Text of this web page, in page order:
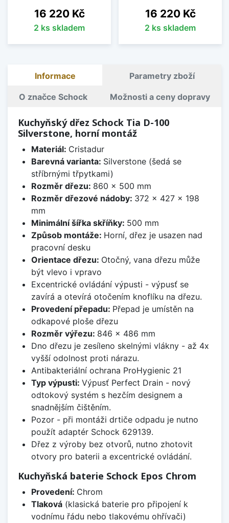
Cena
16 220 Kč
2 ks skladem
Cena
16 220 Kč
2 ks skladem
Informace Parametry zboží
O značce Schock Možnosti a ceny dopravy
Kuchyňský dřez Schock Tia D-100
Silverstone, horní montáž
Materiál: Cristadur
Barevná varianta: Silverstone (šedá se
stříbrnými třpytkami)
Rozměr dřezu: 860 x 500 mm
Rozměr dřezové nádoby: 372 x 427 x 198
mm
Minimální šířka skříňky: 500 mm
Způsob montáže: Horní, dřez je usazen nad
pracovní desku
Orientace dřezu: Otočný, vana dřezu může
být vlevo i vpravo
Excentrické ovládání výpusti - výpusť se
zavírá a otevírá otočením knoflíku na dřezu.
Provedení přepadu: Přepad je umístěn na
odkapové ploše dřezu
Rozměr výřezu: 846 x 486 mm
Dno dřezu je zesíleno skelnými vlákny - až 4x
vyšší odolnost proti nárazu.
Antibakteriální ochrana ProHygienic 21
Typ výpusti: Výpusť Perfect Drain - nový
odtokový systém s hezčím designem a
snadnějším čištěním.
Pozor - při montáži drtiče odpadu je nutno
použít adaptér Schock 629139.
Dřez z výroby bez otvorů, nutno zhotovit
otvory pro baterii a excentrické ovládání.
Kuchyňská baterie Schock Epos Chrom
Provedení: Chrom
Tlaková(klasická baterie pro připojení k
vodnímu řádu nebo tlakovému ohřívači)